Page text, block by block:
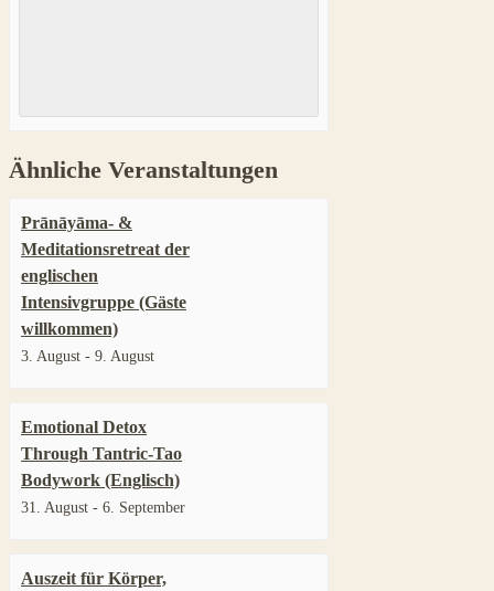
Ähnliche Veranstaltungen
Prānāyāma- &
Meditationsretreat der
englischen
Intensivgruppe (Gäste
willkommen)
3. August - 9. August
Emotional Detox
Through Tantric-Tao
Bodywork (Englisch)
31. August - 6. September
Auszeit für Körper,